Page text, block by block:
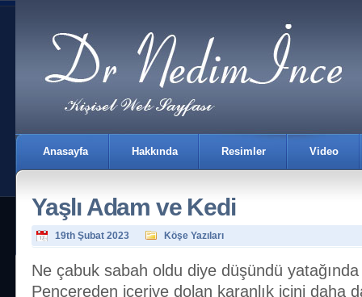
Anasayfa Hakkında Resimler Video
Yaşlı Adam ve Kedi
19th Şubat 2023 Köşe Yazıları
Ne çabuk sabah oldu diye düşündü yatağında
Pencereden içeriye dolan karanlık içini daha